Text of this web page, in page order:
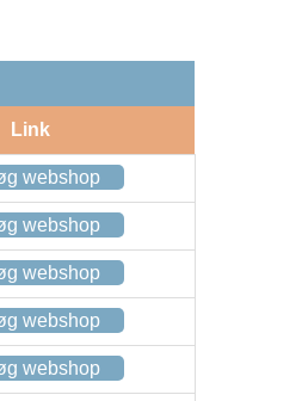
Link
webshop
webshop
webshop
webshop
webshop